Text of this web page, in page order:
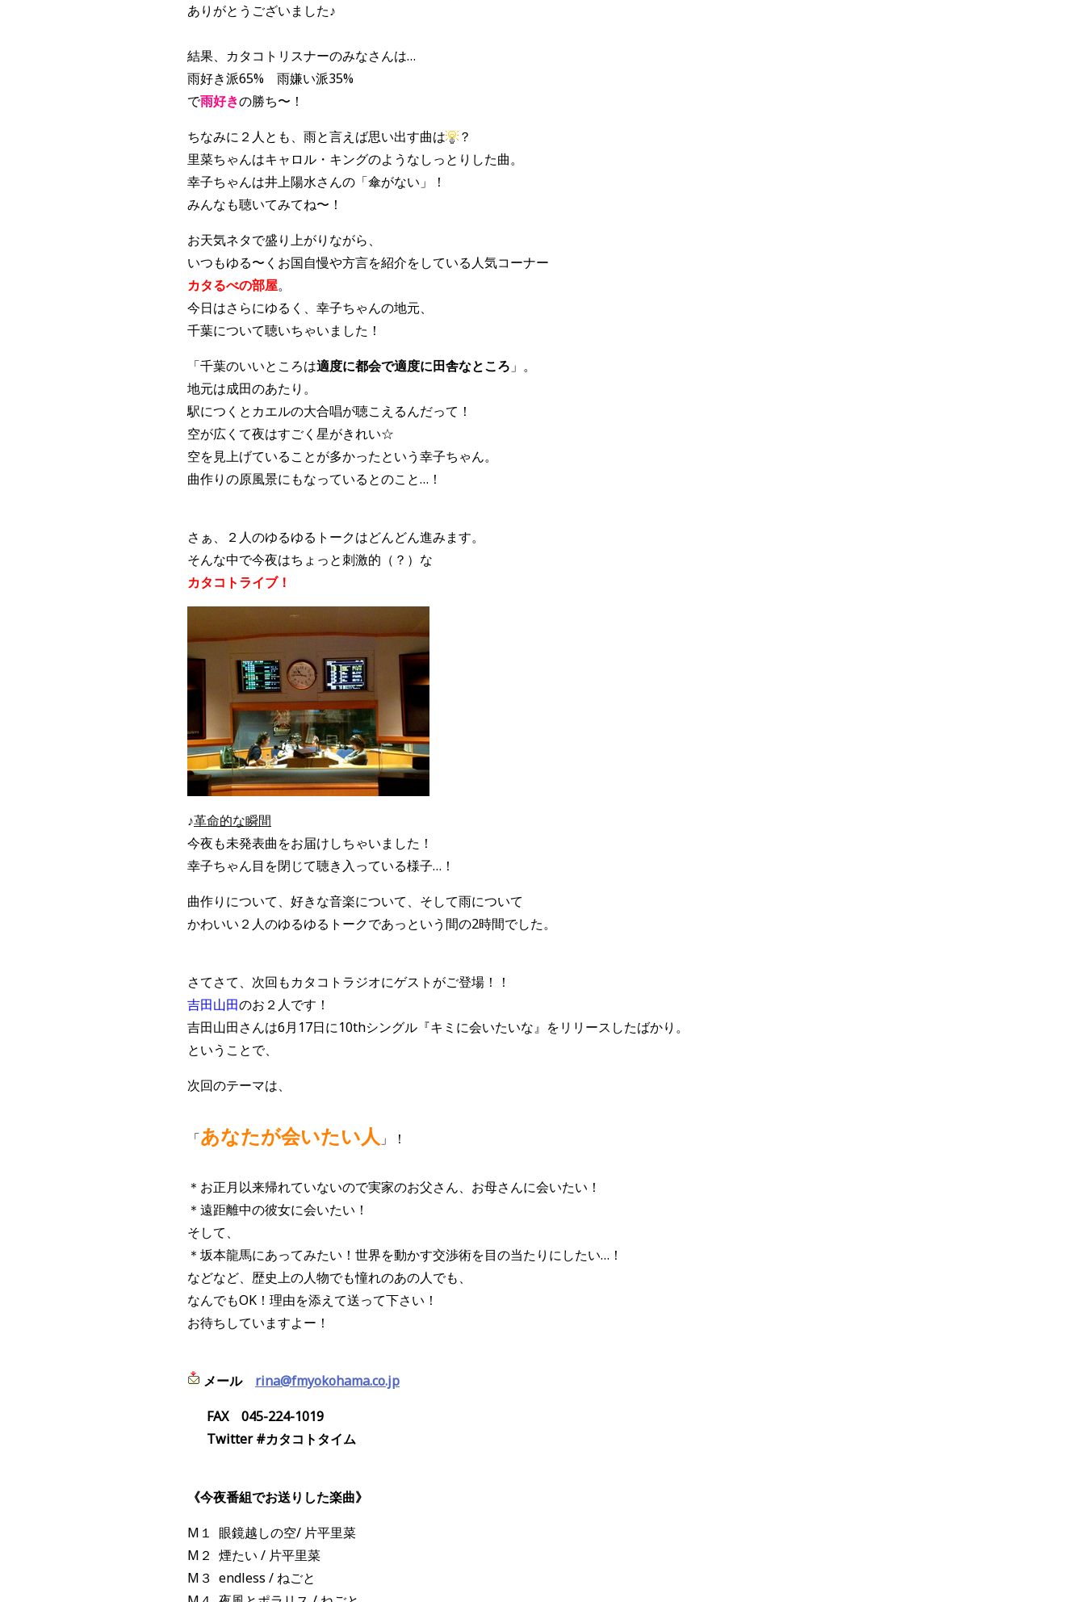
ありがとうございました♪
結果、カタコトリスナーのみなさんは…
雨好き派65% 雨嫌い派35%
で雨好きの勝ち〜！
ちなみに２人とも、雨と言えば思い出す曲は
？
里菜ちゃんはキャロル・キングのようなしっとりした曲。
幸子ちゃんは井上陽水さんの「傘がない」！
みんなも聴いてみてね〜！
お天気ネタで盛り上がりながら、
いつもゆる〜くお国自慢や方言を紹介をしている人気コーナー
カタるべの部屋。
今日はさらにゆるく、幸子ちゃんの地元、
千葉について聴いちゃいました！
「千葉のいいところは適度に都会で適度に田舎なところ 」。
地元は成田のあたり。
駅につくとカエルの大合唱が聴こえるんだって！
空が広くて夜はすごく星がきれい☆
空を見上げていることが多かったという幸子ちゃん。
曲作りの原風景にもなっているとのこと…！
さぁ、２人のゆるゆるトークはどんどん進みます。
そんな中で今夜はちょっと刺激的（？）な
カタコトライブ！
♪革命的な瞬間
今夜も未発表曲をお届けしちゃいました！
幸子ちゃん目を閉じて聴き入っている様子…！
曲作りについて、好きな音楽について、そして雨について
かわいい２人のゆるゆるトークであっという間の2時間でした。
さてさて、次回もカタコトラジオにゲストがご登場！！
吉田山田のお２人です！
吉田山田さんは6月17日に10thシングル『キミに会いたいな』をリリースしたばかり。
ということで、
次回のテーマは、
「あなたが会いたい人 」！
＊お正月以来帰れていないので実家のお父さん、お母さんに会いたい！
＊遠距離中の彼女に会いたい！
そして、
＊坂本龍馬にあってみたい！世界を動かす交渉術を目の当たりにしたい…！
などなど、歴史上の人物でも憧れのあの人でも、
なんでもOK！理由を添えて送って下さい！
お待ちしていますよー！
メール rina@fmyokohama.co.jp
FAX 045-224-1019
Twitter #カタコトタイム
《今夜番組でお送りした楽曲》
M１ 眼鏡越しの空/ 片平里菜
M２ 煙たい / 片平里菜
M３ endless / ねごと